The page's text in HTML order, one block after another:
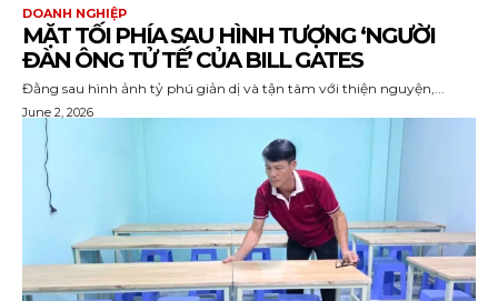
DOANH NGHIỆP
MẶT TỐI PHÍA SAU HÌNH TƯỢNG ‘NGƯỜI
ĐÀN ÔNG TỬ TẾ’ CỦA BILL GATES
Đằng sau hình ảnh tỷ phú giản dị và tận tâm với thiện nguyện,...
June 2, 2026